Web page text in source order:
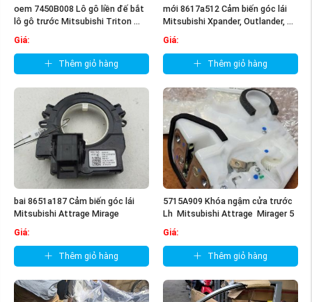
oem 7450B008 Lô gô liền đế bắt
lô gô trước Mitsubishi Triton ...
Giá:
Thêm giỏ hàng
mới 8617a512 Cảm biến góc lái
Mitsubishi Xpander, Outlander, ...
Giá:
Thêm giỏ hàng
bai 8651a187 Cảm biến góc lái
Mitsubishi Attrage Mirage
Giá:
Thêm giỏ hàng
5715A909 Khóa ngậm cửa trước
Lh Mitsubishi Attrage Mirager 5
Giá:
Thêm giỏ hàng